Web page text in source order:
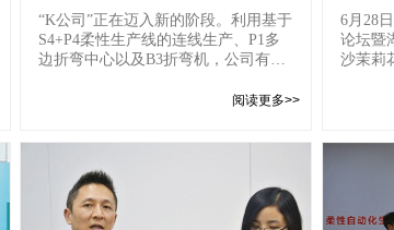
“K公司”正在迈入新的阶段。利用基于
S4+P4柔性生产线的连线生产、P1多
边折弯中心以及B3折弯机，公司有望
阅读更多>>
湖南
6月28
论坛暨
沙茉莉